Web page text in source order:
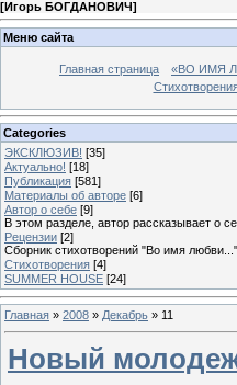
[Игорь БОГДАНОВИЧ]
Меню сайта
Главная страница «ВО ИМЯ
Categories
ЭКСКЛЮЗИВ! [35]
Актуально! [18]
Публикация [581]
Материалы об авторе [6]
Автор о себе [9]
В этом разделе, автор рассказывает о
Рецензии [2]
Сборник стихотворений "Во имя
Стихотворения [4]
SUMMER HOUSE [24]
Главная » 2008 » Декабрь » 11
Новый